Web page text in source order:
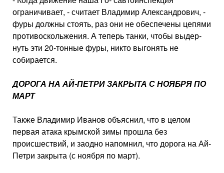
ограничива­ет, - считает Владимир Алек­сандрович, -
фуры должны стоять, раз они не обеспечены цепями
противоскольжения. А теперь танки, чтобы выдер­
нуть эти 20-тонные фуры, ни­кто выгонять не
собирается.
ДОРОГА НА АЙ-ПЕТРИ ЗАКРЫТА С НОЯБРЯ ПО
МАРТ
Также Владимир Иванов объ­яснил, что в целом
первая ата­ка крымской зимы прошла без
происшествий, и заодно напом­нил, что дорога на Ай-
Петри за­крыта (с ноября по март).